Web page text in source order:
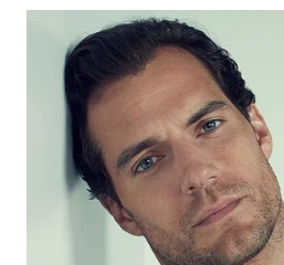
NEWS
SITUNGIR
NEWS
SIDIKALANG
NEWS